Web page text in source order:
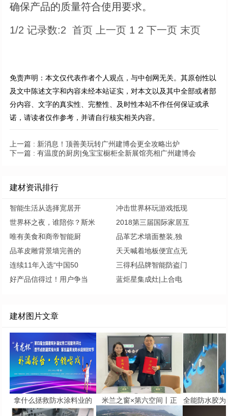
确保产品的质量符合使用要求。
1/2 记录数:2 首页 上一页 1 2 下一页 末页
免责声明：本文仅代表作者个人观点，与中创网无关。其原创性以
及文中陈述文字和内容未经本站证实，对本文以及其中全部或者部
分内容、文字的真实性、完整性、及时性本站不作任何保证或承
诺，请读者仅作参考，并请自行核实相关内容。
上一篇 : 新消息！顶善美玩转广州建博会更全攻略出炉
下一篇 : 有温度的厨房|兔宝宝橱柜全新展馆亮相广州建博会
建材资讯排行
智能生活从选择宽居开
冲击世界杯玩游戏抵现
世界杯之夜，谁陪你？斯米
2018第三届国际家居互
唯有美食和商帝智能厨
品革艺术墙面整装,独
品革皮雕背景墙完善的
天天喊着地板便宜点无
连续11年入选“中国50
三得利品牌智能防盗门
好产品信得过！用户争当
蓝炬星集成灶|上合电
建材图片文章
拿什么拯救防水涂料业的 米兰之窗×第六空间丨正 全能防水胶